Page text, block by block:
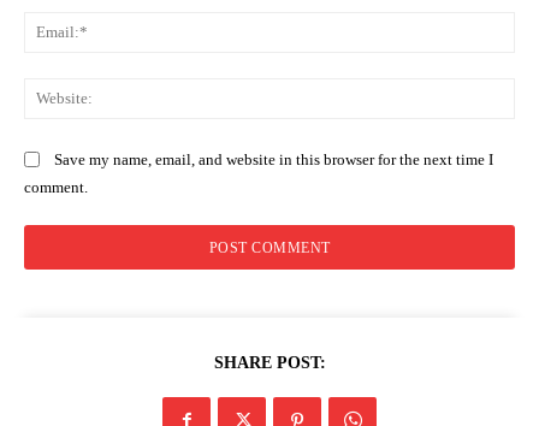
Save my name, email, and website in this browser for the next time I
comment.
SHARE POST: